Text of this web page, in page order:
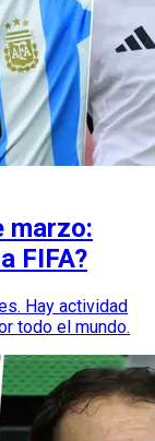
marzo:
FIFA?
Hay actividad
todo el mundo.